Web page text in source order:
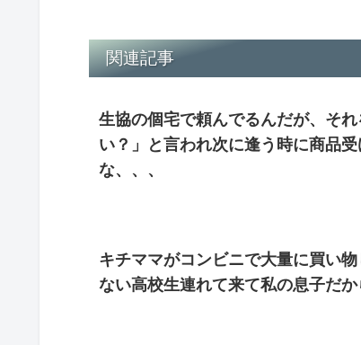
関連記事
生協の個宅で頼んでるんだが、そ
い？」と言われ次に逢う時に商品
な、、、
キチママがコンビニで大量に買い
ない高校生連れて来て私の息子だ